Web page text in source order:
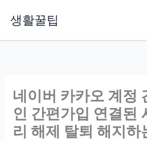
생활꿀팁
네이버 카카오 계정
인 간편가입 연결된
리 해제 탈퇴 해지하